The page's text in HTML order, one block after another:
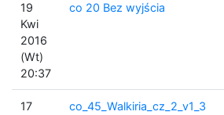
19
Kwi
2016
(Wt)
20:37
co 20 Bez wyjścia
17
co_45_Walkiria_cz_2_v1_3